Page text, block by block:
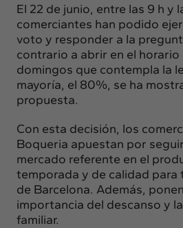
El 22 de junio, entre las 9 h y
comerciantes han podido
voto y responder a la
contrario a abrir en el
domingos que contempla la
mayoría, el 80%, se ha
propuesta.
Con esta decisión, los
Boqueria apuestan por
mercado referente en el
temporada y de calidad para
de Barcelona. Además,
importancia del descanso y
familiar.